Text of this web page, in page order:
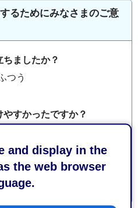
and display in the
the web browser
るためにみなさまのご意
ましたか？
つう
すかったですか？